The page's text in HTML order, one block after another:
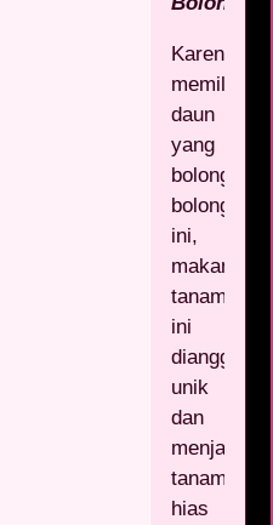
Karena
memiliki
daun
yang
bolong-
bolong
ini,
makan
tanaman
ini
dianggap
unik
dan
menjadi
tanaman
hias